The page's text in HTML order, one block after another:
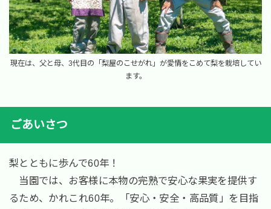
現在は、父と母、3代目の「梨屋のこせがれ」が愛情をこめて梨を栽培してい
ます。
ごあいさつ
梨とともに歩んで60年！
当園では、お客様に本物の完熟で安心な果実を提供す
るため、かれこれ60年。「安心・安全・高品質」を目指